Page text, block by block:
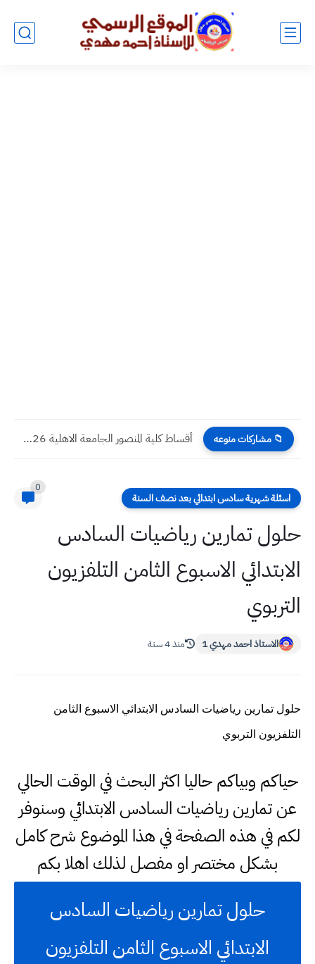
📁 مشاركات منوعه أقساط كلية المنصور الجامعة الاهلية 2026 الأجور الدراسية
اسئلة شهرية سادس ابتدائي بعد نصف السنة
0
حلول تمارين رياضيات السادس
الابتدائي الاسبوع الثامن التلفزيون
التربوي
الاستاذ احمد مهدي 1 منذ 4 سنة
حلول تمارين رياضيات السادس الابتدائي الاسبوع الثامن
التلفزيون التربوي
حياكم وبياكم حاليا اكثر البحث في الوقت الحالي
عن تمارين رياضيات السادس الابتدائي وسنوفر
لكم في هذه الصفحة في هذا الموضوع شرح كامل
بشكل مختصر او مفصل لذلك اهلا بكم
حلول تمارين رياضيات السادس
الابتدائي الاسبوع الثامن التلفزيون